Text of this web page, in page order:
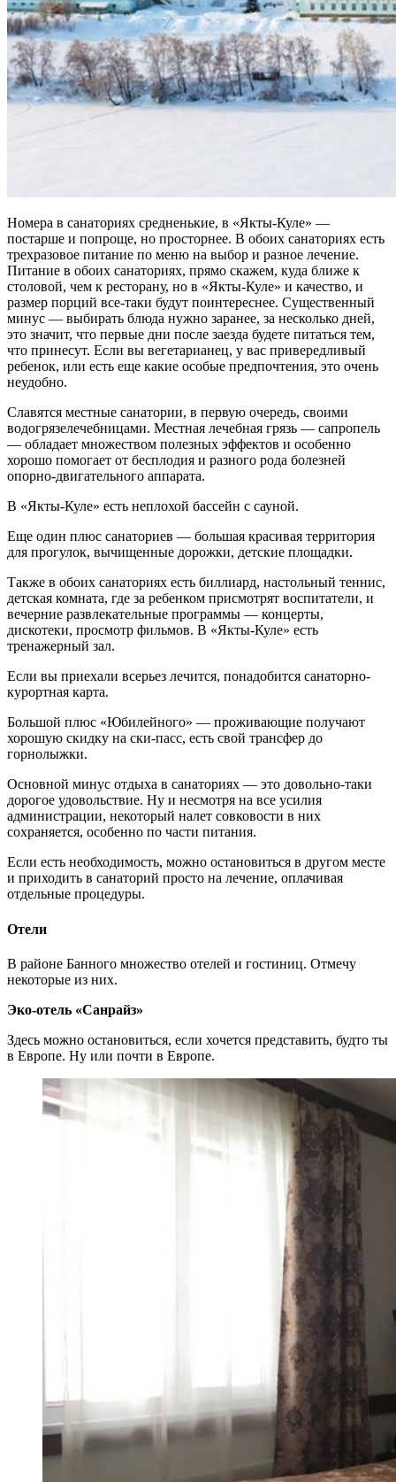
Номера в санаториях средненькие, в «Якты-Куле» —
постарше и попроще, но просторнее. В обоих санаториях есть
трехразовое питание по меню на выбор и разное лечение.
Питание в обоих санаториях, прямо скажем, куда ближе к
столовой, чем к ресторану, но в «Якты-Куле» и качество, и
размер порций все-таки будут поинтереснее. Существенный
минус — выбирать блюда нужно заранее, за несколько дней,
это значит, что первые дни после заезда будете питаться тем,
что принесут. Если вы вегетарианец, у вас привередливый
ребенок, или есть еще какие особые предпочтения, это очень
неудобно.
Славятся местные санатории, в первую очередь, своими
водогрязелечебницами. Местная лечебная грязь — сапропель
— обладает множеством полезных эффектов и особенно
хорошо помогает от бесплодия и разного рода болезней
опорно-двигательного аппарата.
В «Якты-Куле» есть неплохой бассейн с сауной.
Еще один плюс санаториев — большая красивая территория
для прогулок, вычищенные дорожки, детские площадки.
Также в обоих санаториях есть биллиард, настольный теннис,
детская комната, где за ребенком присмотрят воспитатели, и
вечерние развлекательные программы — концерты,
дискотеки, просмотр фильмов. В «Якты-Куле» есть
тренажерный зал.
Если вы приехали всерьез лечится, понадобится санаторно-
курортная карта.
Большой плюс «Юбилейного» — проживающие получают
хорошую скидку на ски-пасс, есть свой трансфер до
горнолыжки.
Основной минус отдыха в санаториях — это довольно-таки
дорогое удовольствие. Ну и несмотря на все усилия
администрации, некоторый налет совковости в них
сохраняется, особенно по части питания.
Если есть необходимость, можно остановиться в другом месте
и приходить в санаторий просто на лечение, оплачивая
отдельные процедуры.
Отели
В районе Банного множество отелей и гостиниц. Отмечу
некоторые из них.
Эко-отель «Санрайз»
Здесь можно остановиться, если хочется представить, будто ты
в Европе. Ну или почти в Европе.